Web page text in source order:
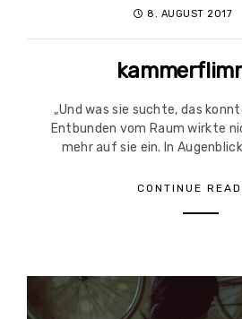
8. AUGUST 2017
„Und was sie suchte, das
Entbunden vom Raum wirkte
mehr auf sie ein. In
CONTINUE